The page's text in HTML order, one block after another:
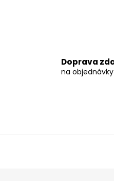
Doprava
na